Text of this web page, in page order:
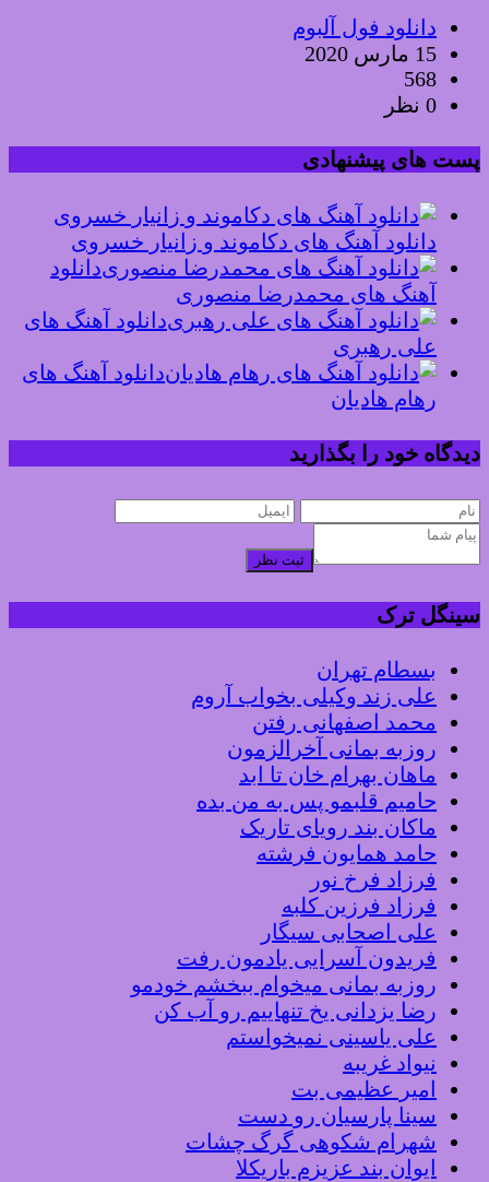
دانلود فول آلبوم
15 مارس 2020
568
0 نظر
پست های پیشنهادی
دانلود آهنگ های دکاموند و زانیار خسروی
دانلود
آهنگ های محمدرضا منصوری
دانلود آهنگ های
علی رهبری
دانلود آهنگ های
رهام هادیان
دیدگاه خود را بگذارید
ثبت نظر
سینگل ترک
بسطام تهران
علی زند وکیلی بخواب آروم
محمد اصفهانی رفتن
روزبه بمانی آخرالزمون
ماهان بهرام خان تا ابد
حامیم قلبمو پس به من بده
ماکان بند رویای تاریک
حامد همایون فرشته
فرزاد فرخ نور
فرزاد فرزین کلبه
علی اصحابی سیگار
فریدون آسرایی یادمون رفت
روزبه بمانی میخوام ببخشم خودمو
رضا یزدانی یخ تنهاییم رو آب کن
علی یاسینی نمیخواستم
نیواد غریبه
امیر عظیمی بت
سینا پارسیان رو دست
شهرام شکوهی گرگ چشات
ایوان بند عزیزم باریکلا